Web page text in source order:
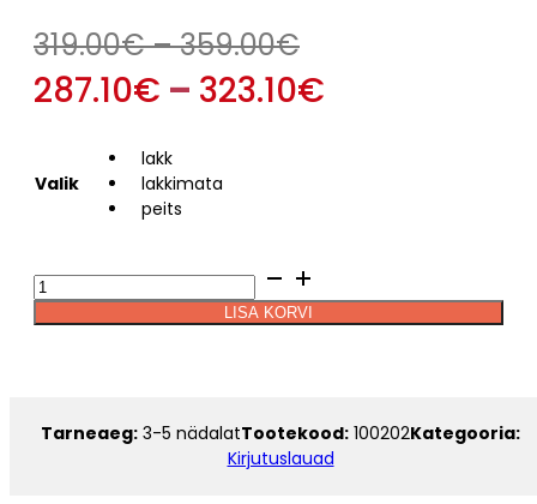
319.00€–359.00€Hinnavahemik:
319.00€
287.10€ – 323.10€
Valik
lakk
lakkimata
peits
Arvutilaud
SVEN
2
LISA KORVI
Tarneaeg: 3-5 nädalatTootekood: 100202Kategooria:
Kirjutuslauad